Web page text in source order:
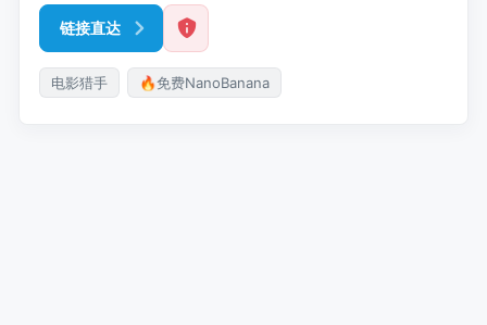
链接直达
电影猎手 🔥免费NanoBanana